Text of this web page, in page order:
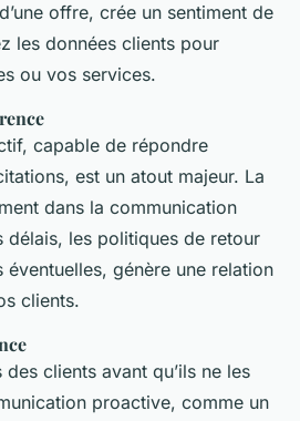
offre, crée un sentiment de
les données clients pour
ou vos services.
capable de répondre
est un atout majeur. La
dans la communication
délais, les politiques de retour
génère une relation
clients.
clients avant qu’ils ne les
proactive, comme un